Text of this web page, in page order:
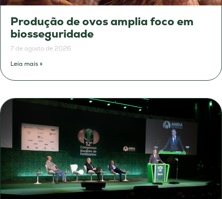
Produção de ovos amplia foco em
biosseguridade
7 de agosto de 2026
Leia mais »